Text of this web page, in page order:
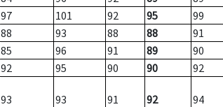
97 101 92 95
99
88 93 88 88
91
85 96 91 89
90
92 95 90 90 92
93 93 91 92 94